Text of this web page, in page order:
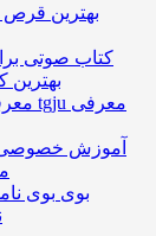
بهترین قرص
معرفی
آموزش خصوصی
بوی